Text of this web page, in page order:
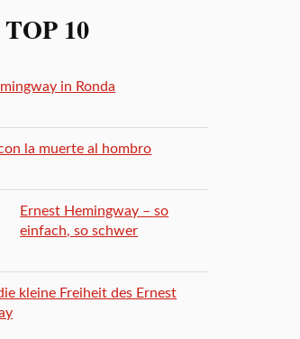
TOP 10
in Ronda
la muerte al hombro
Ernest Hemingway – so
einfach, so schwer
kleine Freiheit des Ernest